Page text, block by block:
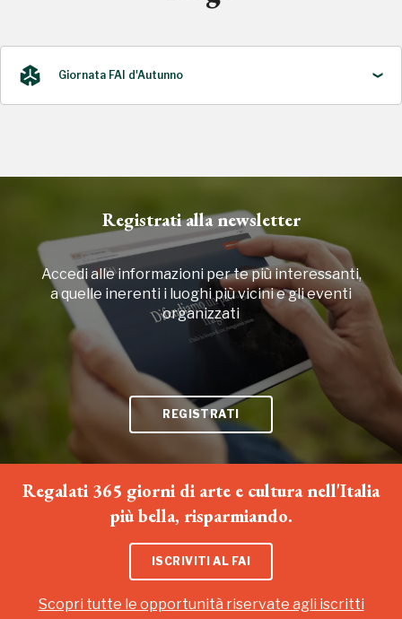
Giornata FAI d'Autunno
Registrati alla newsletter
Accedi alle informazioni per te più interessanti,
a quelle inerenti i luoghi più vicini e gli eventi
organizzati
REGISTRATI
Regalati 365 giorni di arte e cultura nell'Italia
più bella, risparmiando.
ISCRIVITI AL FAI
Scopri tutte le opportunità riservate agli iscritti